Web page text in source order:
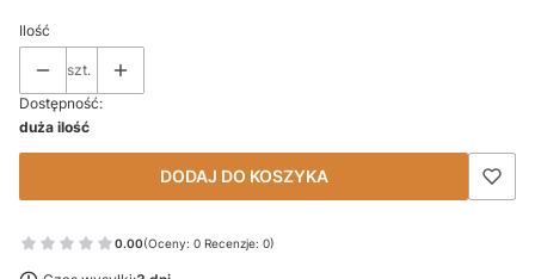
Ilość
szt.
Dostępność:
duża ilość
DODAJ DO KOSZYKA
0.00(Oceny: 0 Recenzje: 0)